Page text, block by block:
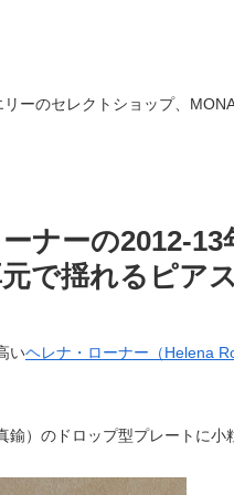
リーのセレクトショップ、
ナーの2012-13
で揺れるピアス
いヘレナ・ローナー（Helena
鍮）のドロップ型プレートに小